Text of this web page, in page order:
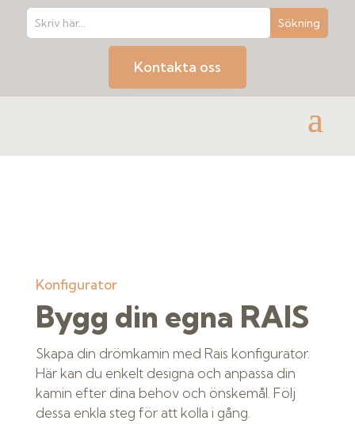
Kontakta oss
Konfigurator
Bygg din egna RAIS
Skapa din drömkamin med Rais konfigurator.
Här kan du enkelt designa och anpassa din
kamin efter dina behov och önskemål. Följ
dessa enkla steg för att kolla i gång.